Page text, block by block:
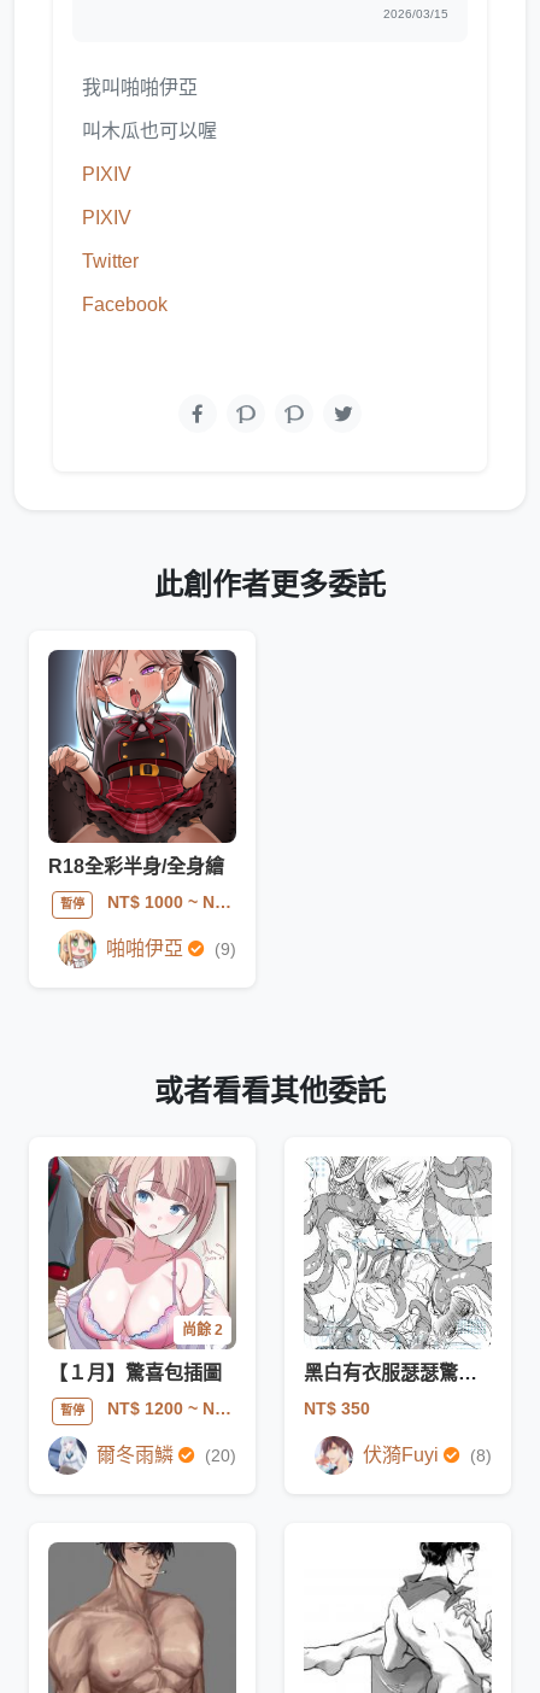
2026/03/15
我叫啪啪伊亞
叫木瓜也可以喔
PIXIV
PIXIV
Twitter
Facebook
此創作者更多委託
R18全彩半身/全身繪
暫停 NT$ 1000~ NT$ 3000
啪啪伊亞 (9)
或者看看其他委託
尚餘 2
【１月】驚喜包插圖
暫停 NT$ 1200~ NT$ 1800
爾冬雨鱗 (20)
黑白有衣服瑟瑟驚喜包-快閃優惠
NT$ 350
伏漪Fuyi (8)